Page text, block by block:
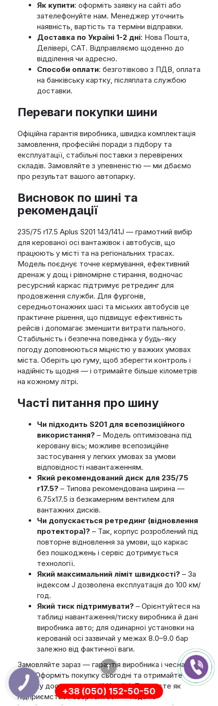
Як купити: оформіть заявку на сайті або
зателефонуйте нам. Менеджер уточнить
наявність, вартість та терміни відправки.
Доставка по Україні 1-2 дні: Нова Пошта,
Делівері, САТ. Відправляємо щоденно до
відділення чи адресно.
Способи оплати: безготівково з ПДВ, оплата
на банківську картку, післяплата службою
доставки.
Переваги покупки шини
Офіційна гарантія виробника, швидка комплектація
замовлення, професійні поради з підбору та
експлуатації, стабільні поставки з перевірених
складів. Замовляйте з упевненістю — ми дбаємо
про результат вашого автопарку.
Висновок по шині та
рекомендації
235/75 r17.5 Aplus S201 143/141J — грамотний вибір
для керованої осі вантажівок і автобусів, що
працюють у місті та на регіональних трасах.
Модель поєднує точне кермування, ефективний
дренаж у дощ і рівномірне стирання, водночас
ресурсний каркас підтримує ретрединг для
продовження служби. Для фургонів,
середньотонажних шасі та міських автобусів це
практичне рішення, що підвищує ефективність
рейсів і допомагає зменшити витрати пального.
Стабільність і безпечна поведінка у будь-яку
погоду доповнюються міцністю у важких умовах
міста. Оберіть цю гуму, щоб зберегти контроль і
надійність щодня — і отримайте більше кілометрів
на кожному літрі.
Часті питання про шину
Чи підходить S201 для всепозиційного
використання?– Модель оптимізована під
керовану вісь; можливе всепозиційне
застосування у легких умовах за умови
відповідності навантаженням.
Який рекомендований диск для 235/75
r17.5?– Типова рекомендована ширина —
6.75х17.5 із безкамерним вентилем для
вантажних дисків.
Чи допускається ретрединг (відновлення
протектора)?– Так, корпус розроблений під
повторне відновлення за умови, що каркас
без пошкоджень і сервіс дотримується
технології.
Який максимальний ліміт швидкості?– За
індексом J дозволена експлуатація до 100 км/
год.
Який тиск підтримувати?– Орієнтуйтеся на
таблиці навантаження/тиску виробника й дані
виробника авто; для одинарної установки на
керованій осі зазвичай у межах 8.0–9.0 бар
залежно від фактичної ваги.
Замовляйте зараз — гарантія виробника і чесна
ціна. Оформіть покупку сьогодні та отримайте
швидку доставку по всій Україні. Працюєте як
підприємство? Звертайтеся — надамо
+38 (050) 152-50-50